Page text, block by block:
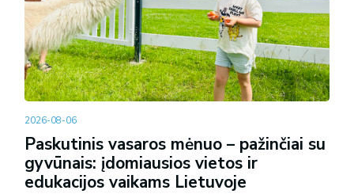
2026-08-06
Paskutinis vasaros mėnuo – pažinčiai su
gyvūnais: įdomiausios vietos ir
edukacijos vaikams Lietuvoje